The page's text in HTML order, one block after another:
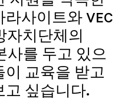
사이트와 VEC
자치단체의
사를 두고 있으
이 교육을 받고
고 싶습니다.